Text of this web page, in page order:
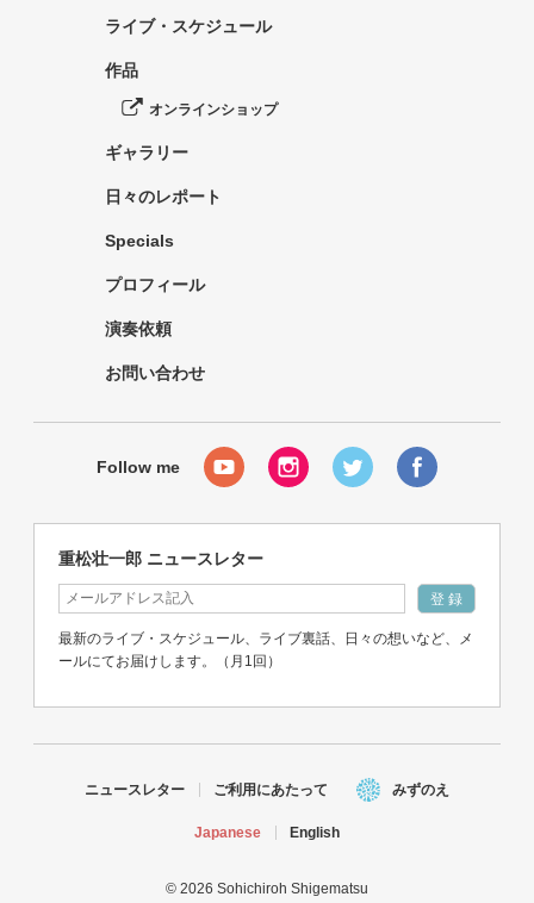
ライブ・スケジュール
作品
オンラインショップ
ギャラリー
日々のレポート
Specials
プロフィール
演奏依頼
お問い合わせ
重松壮一郎 ニュースレター
最新のライブ・スケジュール、ライブ裏話、日々の想いなど、メ
ールにてお届けします。（月1回）
ニュースレター ご利用にあたって みずのえ
Japanese English
© 2026 Sohichiroh Shigematsu